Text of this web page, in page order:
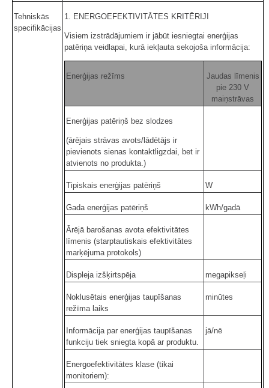
Tehniskās
specifikācijas
1. ENERGOEFEKTIVITĀTES KRITĒRIJI
Visiem izstrādājumiem ir jābūt iesniegtai enerģijas
patēriņa veidlapai, kurā iekļauta sekojoša informācija:
Enerģijas režīms
Jaudas līmenis
pie 230 V
maiņstrāvas
Enerģijas patēriņš bez slodzes
(ārējais strāvas avots/lādētājs ir
pievienots sienas kontaktligzdai, bet ir
atvienots no produkta.)
Tipiskais enerģijas patēriņš W
Gada enerģijas patēriņš kWh/gadā
Ārējā barošanas avota efektivitātes
līmenis (starptautiskais efektivitātes
marķējuma protokols)
Displeja izšķirtspēja megapikseļi
Noklusētais enerģijas taupīšanas
režīma laiks
minūtes
Informācija par enerģijas taupīšanas
funkciju tiek sniegta kopā ar produktu.
jā/nē
Energoefektivitātes klase (tikai
monitoriem):